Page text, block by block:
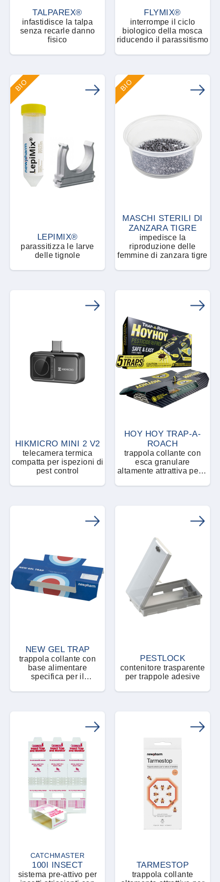
Ricambi
RTU - Pronto all'uso
Sistema dissuasore
Sospensione concentrata
Spray e aerosol
Stazione di avvelenamento
Trappola di aggregazione
Trappola meccanica
TALPAREX®
infastidisce la talpa
senza recarle danno
fisico
FLYMIX®
interrompe il ciclo
biologico della mosca
riducendo il parassitismo
BIO
LEPIMIX®
parassitizza le larve
delle tignole
BIO
MASCHI STERILI DI
ZANZARA TIGRE
impedisce la
riproduzione delle
femmine di zanzara tigre
HIKMICRO MINI 2 V2
telecamera termica
compatta per ispezioni di
pest control
HOY HOY TRAP-A-
ROACH
trappola collante con
esca granulare
altamente attrattiva per il
NEW GEL TRAP
trappola collante con
base alimentare
specifica per il
altri insetti striscianti
PESTLOCK
contenitore trasparente
per trappole adesive
CATCHMASTER
100I INSECT
sistema pre-attivo per
TARMESTOP
trappola collante